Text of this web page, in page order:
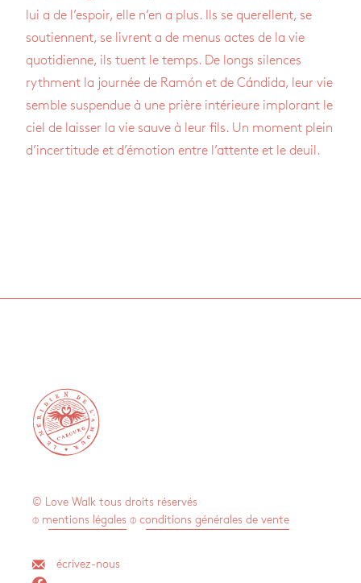
lui a de l’espoir, elle n’en a plus. Ils se querellent, se
soutiennent, se livrent a de menus actes de la vie
quotidienne, ils tuent le temps. De longs silences
rythment la journée de Ramón et de Cándida, leur vie
semble suspendue à une prière intérieure implorant le
ciel de laisser la vie sauve à leur fils. Un moment plein
d’incertitude et d’émotion entre l’attente et le deuil.

© Love Walk tous droits réservés
⌽ mentions légales ⌽ conditions générales de vente
écrivez-nous